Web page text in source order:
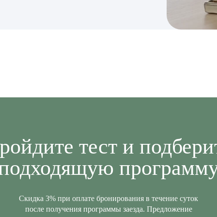
тест и
Скидка 3% при оплате бронирования в течение суток
после получения программы заезда. Предложение